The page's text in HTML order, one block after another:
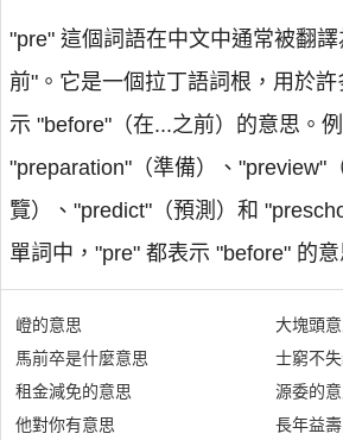
"pre" 這個詞語在中文中通常被翻
前"。它是一個拉丁語詞根，用於
示 "before"（在...之前）的意思。
"preparation"（準備）、"preview"
覽）、"predict"（預測）和
單詞中，"pre" 都表示 "before" 的意
嶝的意思
馬前卒是什麼意思
租金減免的意思
他對你有意思
大塊頭
士窮不
源委的
長年益